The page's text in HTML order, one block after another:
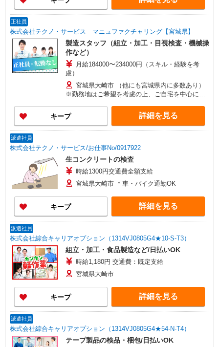
正社員
株式会社テクノ・サービス マニュファクチャリング【宮城県】
製造スタッフ（組立・加工・目視検査・機械操
作など）
月給184000〜234000円（スキル・経験を考
慮）
宮城県大崎市 （他にも宮城県内に多数あり）
※勤務地はご希望を考慮の上、ご自宅を中心に通
し）
キープ 詳細を見る
派遣社員
株式会社テクノ・サービス/お仕事No/0917922
生コンクリートの検査
時給1300円交通費全額支給
宮城県大崎市 ＊車・バイク通勤OK
キープ 詳細を見る
派遣社員
株式会社綜合キャリアオプション（1314VJ0805G4★10-S-T3）
組立・加工・食品製造など/日払いOK
時給1,180円 交通費：既定支給
宮城県大崎市
キープ 詳細を見る
派遣社員
株式会社綜合キャリアオプション（1314VJ0805G4★54-N-T4）
テープ製品の検品・梱包/日払いOK